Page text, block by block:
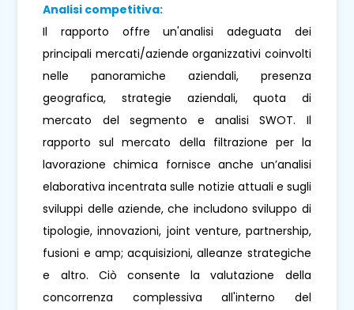
Analisi competitiva:
Il rapporto offre un'analisi adeguata dei
principali mercati/aziende organizzativi coinvolti
nelle panoramiche aziendali, presenza
geografica, strategie aziendali, quota di
mercato del segmento e analisi SWOT. Il
rapporto sul mercato della filtrazione per la
lavorazione chimica fornisce anche un’analisi
elaborativa incentrata sulle notizie attuali e sugli
sviluppi delle aziende, che includono sviluppo di
tipologie, innovazioni, joint venture, partnership,
fusioni e amp; acquisizioni, alleanze strategiche
e altro. Ciò consente la valutazione della
concorrenza complessiva all'interno del